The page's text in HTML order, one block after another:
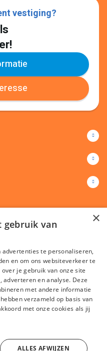
vestiging?
×
gebruik van
te personaliseren,
en om ons websiteverkeer te
je gebruik van onze site
en analyse. Deze
met andere informatie
verzameld op basis van
met onze cookies als jij
ALLES AFWIJZEN